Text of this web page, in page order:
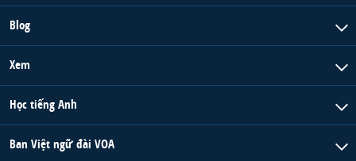
Blog
Xem
Học tiếng Anh
Ban Việt ngữ đài VOA